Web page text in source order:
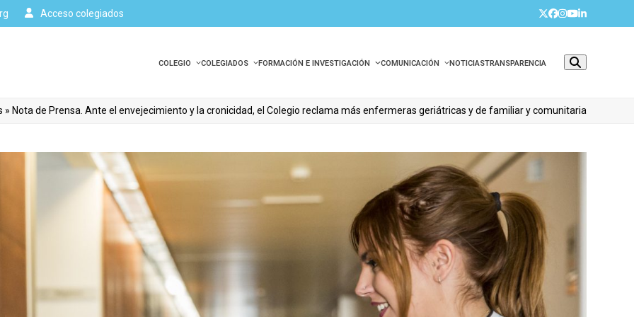
Acceso colegiados Twitter
Facebook
Instagram
YouTube
LinkedIn
COLEGIO COLEGIADOS FORMACIÓN E INVESTIGACIÓN COMUNICACIÓN NOTICIASTRANSPARENCIA
» Nota de Prensa. Ante el envejecimiento y la cronicidad, el Colegio reclama más enfermeras geriátricas y de familiar y comunitaria